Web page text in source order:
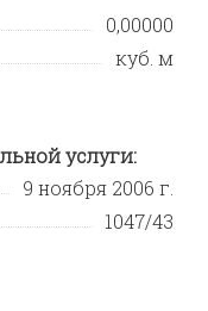
0,00000
куб. м
услуги:
9 ноября 2006 г.
1047/43